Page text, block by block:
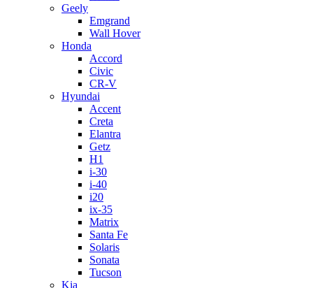
Geely
Emgrand
Wall Hover
Honda
Accord
Civic
CR-V
Hyundai
Accent
Creta
Elantra
Getz
H1
i-30
i-40
i20
ix-35
Matrix
Santa Fe
Solaris
Sonata
Tucson
Kia